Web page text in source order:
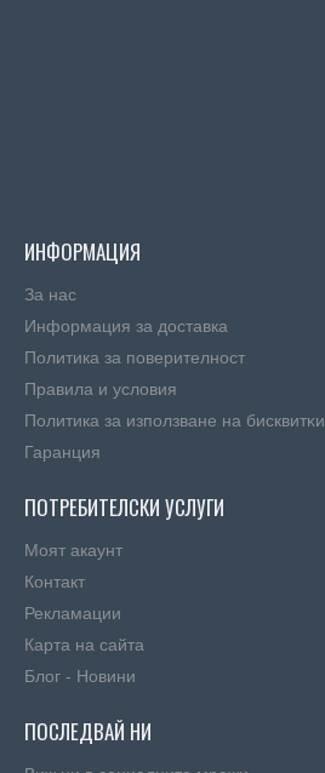
ИНФОРМАЦИЯ
За нас
Информация за доставка
Политика за поверителност
Правила и условия
Πoлитика зa изпoлзвaнe нa бисквитĸи
Гаранция
ПОТРЕБИТЕЛСКИ УСЛУГИ
Моят акаунт
Контакт
Рекламации
Карта на сайта
Блог - Новини
ПОСЛЕДВАЙ НИ